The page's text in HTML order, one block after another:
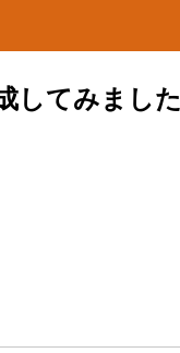
してみました